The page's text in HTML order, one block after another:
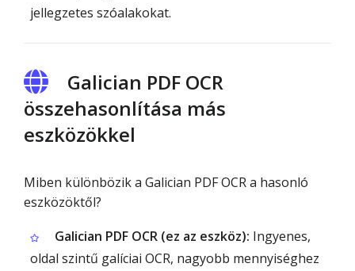
jellegzetes szóalakokat.
Galician PDF OCR
összehasonlítása más
eszközökkel
Miben különbözik a Galician PDF OCR a hasonló
eszközöktől?
Galician PDF OCR (ez az eszköz): Ingyenes,
oldal szintű galíciai OCR, nagyobb mennyiséghez